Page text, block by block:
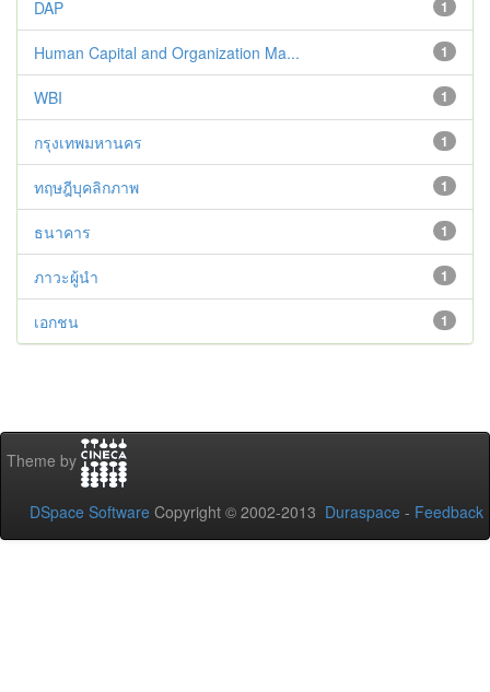
1
DAP
1
Human Capital and Organization Ma...
1
WBI
1
กรุงเทพมหานคร
1
ทฤษฎีบุคลิกภาพ
1
ธนาคาร
1
ภาวะผู้นำ
1
เอกชน
Theme by
DSpace Software Copyright © 2002-2013 Duraspace - Feedback